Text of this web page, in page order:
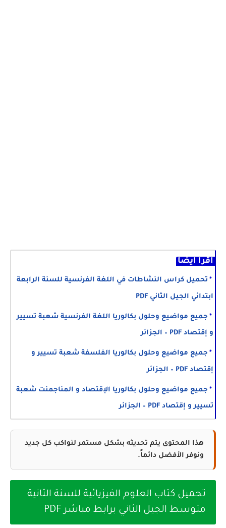
اقرأ أيضا
تحميل كراس النشاطات في اللغة الفرنسية للسنة الرابعة
ابتدائي الجيل الثاني PDF
جميع مواضيع وحلول بكالوريا اللغة الفرنسية شعبة تسيير
و إقتصاد PDF – الجزائر
جميع مواضيع وحلول بكالوريا الفلسفة شعبة تسيير و
إقتصاد PDF – الجزائر
جميع مواضيع وحلول بكالوريا الإقتصاد و المناجمنت شعبة
تسيير و إقتصاد PDF – الجزائر
هذا المحتوى يتم تحديثه بشكل مستمر لنواكب كل جديد
ونوفر الأفضل دائماً.
تحميل كتاب العلوم الفيزيائية للسنة الثانية
متوسط الجيل الثاني برابط مباشر PDF